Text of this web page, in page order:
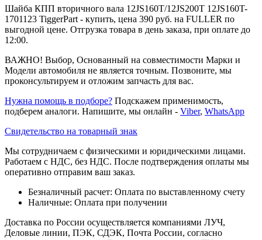
Шайба КПП вторичного вала 12JS160T/12JS200T 12JS160T-
1701123 TiggerPart - купить, цена 390 руб. на FULLER по
выгодной цене. Отгрузка товара в день заказа, при оплате до
12:00.
ВАЖНО! Выбор, Основанный на совместимости Марки и
Модели автомобиля не является точным. Позвоните, мы
проконсультируем и отложим запчасть для вас.
Нужна помощь в подборе? Подскажем применимость,
подберем аналоги. Напишите, мы онлайн - Viber, WhatsApp
Свидетельство на товарный знак
Мы сотрудничаем с физическими и юридическими лицами.
Работаем с НДС, без НДС. После подтверждения оплаты мы
оперативно отправим ваш заказ.
Безналичный расчет: Оплата по выставленному счету
Наличные: Оплата при получении
Доставка по России осуществляется компаниями ЛУЧ,
Деловые линии, ПЭК, СДЭК, Почта России, согласно